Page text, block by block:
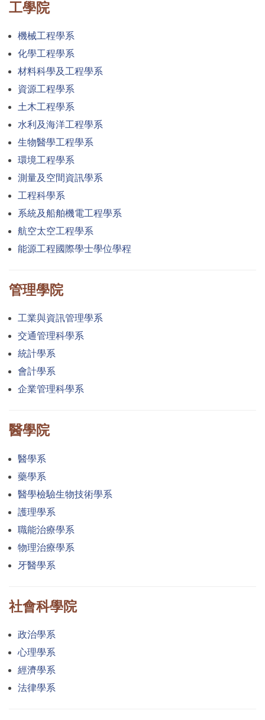
工學院
機械工程學系
化學工程學系
材料科學及工程學系
資源工程學系
土木工程學系
水利及海洋工程學系
生物醫學工程學系
環境工程學系
測量及空間資訊學系
工程科學系
系統及船舶機電工程學系
航空太空工程學系
能源工程國際學士學位學程
管理學院
工業與資訊管理學系
交通管理科學系
統計學系
會計學系
企業管理科學系
醫學院
醫學系
藥學系
醫學檢驗生物技術學系
護理學系
職能治療學系
物理治療學系
牙醫學系
社會科學院
政治學系
心理學系
經濟學系
法律學系